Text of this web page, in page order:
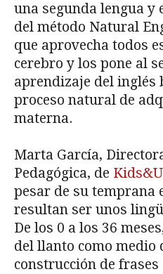
una segunda lengua y
del método Natural
que aprovecha todos
cerebro y los pone al
aprendizaje del inglés
proceso natural de
materna.
Marta García,
Pedagógica, de
pesar de su temprana
resultan ser unos
De los 0 a los 36
del llanto como medio
construcción de